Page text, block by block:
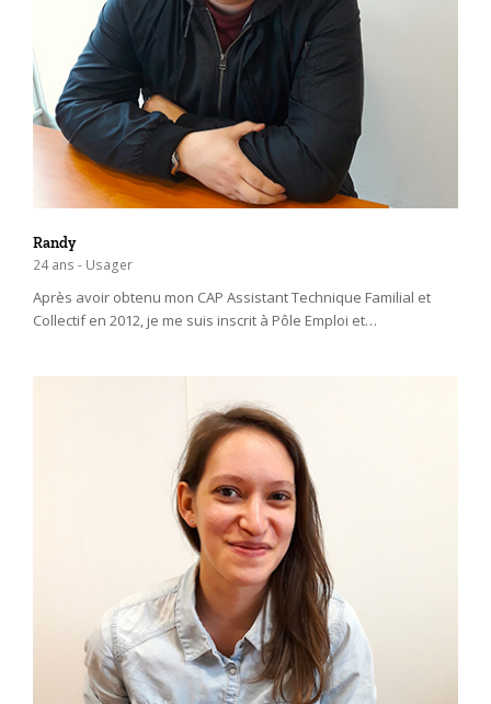
Randy
24 ans - Usager
Après avoir obtenu mon CAP Assistant Technique Familial et
Collectif en 2012, je me suis inscrit à Pôle Emploi et…